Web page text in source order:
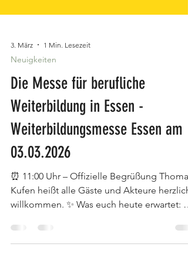
3. März
Neuigkeiten
Die Messe für berufliche
Weiterbildung in Essen -
Weiterbildungsmesse Essen am
03.03.2026
⏰ 11:00 Uhr – Offizielle Begrüßung Thomas
Kufen heißt alle Gäste und Akteure herzlich
willkommen. ✨ Was euch heute erwartet: 🎯